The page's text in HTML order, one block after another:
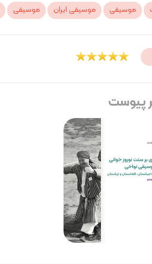
موسیقی موسیقی ایران موسیقی
پیوست